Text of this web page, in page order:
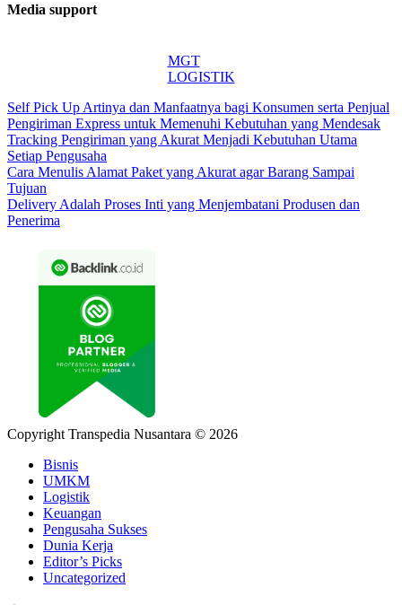
Media support
MGT
LOGISTIK
Self Pick Up Artinya dan Manfaatnya bagi Konsumen serta Penjual
Pengiriman Express untuk Memenuhi Kebutuhan yang Mendesak
Tracking Pengiriman yang Akurat Menjadi Kebutuhan Utama
Setiap Pengusaha
Cara Menulis Alamat Paket yang Akurat agar Barang Sampai
Tujuan
Delivery Adalah Proses Inti yang Menjembatani Produsen dan
Penerima
Copyright Transpedia Nusantara © 2026
Bisnis
UMKM
Logistik
Keuangan
Pengusaha Sukses
Dunia Kerja
Editor’s Picks
Uncategorized